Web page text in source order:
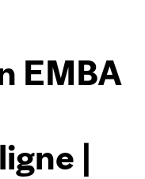
EMBA
|